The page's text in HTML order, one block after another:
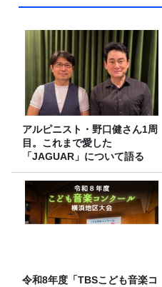
アルピニスト・野口健さん1周
目。これまで愛した
「JAGUAR」について語る
令和8年度「TBSこども音楽コ